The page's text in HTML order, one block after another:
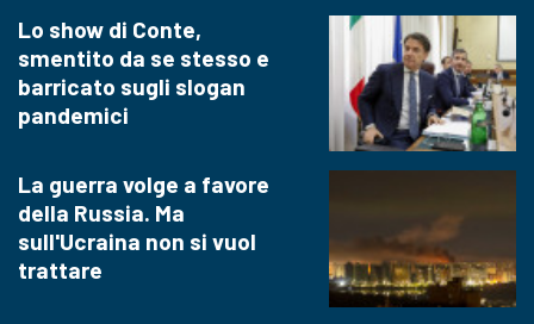
Lo show di Conte,
smentito da se stesso e
barricato sugli slogan
pandemici
La guerra volge a favore
della Russia. Ma
sull'Ucraina non si vuol
trattare